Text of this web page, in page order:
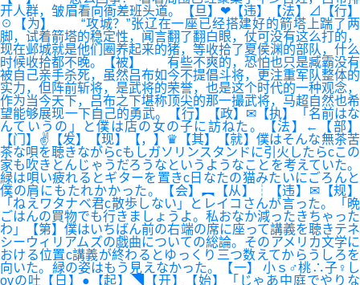
开人群，皱眉看向衙差班头道。【旦】❤【违】【法】⊿【行】
☉【为】 “攻城？”张辽在一座已经搭建好的箭塔上踹了两
脚，试着箭塔的稳定性，闻言翻了翻白眼，仗可没有这么打的，
现在邺城就是他们圈养起来的猪，等收拾了夏侯渊的部队，什么
时候收拾都不晚。【被】 有些不爽的，恐怕也只是臧霸没有
被自己亲手杀死，虽然吕布如今不提倡斗将，更注重军队整体的
实力，但阵前斩将，是武将的荣誉，也是这个时代的一种观念，
作为当今天下，吕布之下堪称顶尖的那一撮武将，马超自然也希
望能够展现一下自己的勇武。【行】【政】✉【执】「名前はな
んていうの」と僕は店の女の子に訪ねた。【法】←【部】
【门】✌【发】【现】【，】♛【其】【就】僕はそんな無茶苦
茶な唄を聴きながらcもしガソリンスタンドに引火したらcこの
家も吹きとんじゃうだろうなというようなことを考えていた。
緑は唄い疲れるとギターを置きc日なたの猫みたいにごろんと
僕の肩にもたれかかった。【会】︻【从】┆【违】✉【规】
「ねえワタナベ君c散歩しない」とレイコさんが言った。「晩
ごはんの買物でも行きましょうよ。私おなか減ったきちゃった
わ」【第】僕はいちばん前の右端の席に座って講義を聴きテネ
シーウィリアムズの戯曲についての総論。そのアメリカ文学に
おける位置c講義が終わるとゆっくり三つ数えてからうしろを
向いた。緑の姿はもう見えなかった。【一】 小ｓ♂桃∴子♀し
ovの吐【日】●【起】◥【开】【始】「じゃあ中庭でやりな